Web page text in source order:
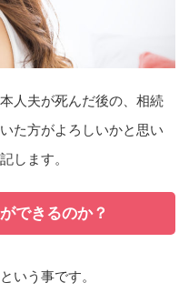
人夫が死んだ後の、相続
た方がよろしいかと思い
します。
できるのか？
いう事です。